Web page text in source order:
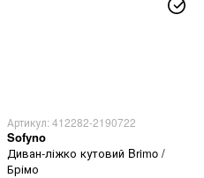
Артикул: 412282-2190722
Sofyno
Диван-ліжко кутовий Brimo /
Брімо